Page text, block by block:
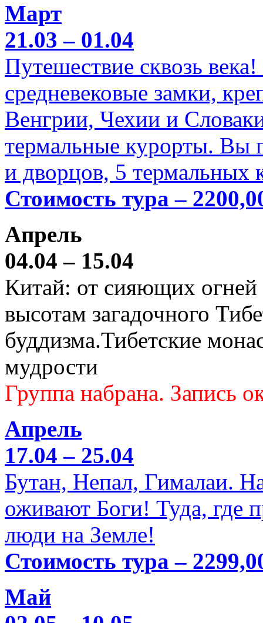
Март
21.03 – 01.04
Путешествие сквозь
средневековые замки,
Венгрии, Чехии и
термальные курорты. Вы
и дворцов, 5 термальных
Стоимость тура –
Апрель
04.04 – 15.04
Китай: от сияющих
высотам загадочного
буддизма.Тибетские
мудрости
Группа набрана. Запись
Апрель
17.04 – 25.04
Бутан, Непал, Гималаи.
оживают Боги! Туда, где
люди на Земле!
Стоимость тура –
Май